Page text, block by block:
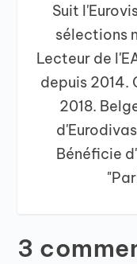
Suit
sélections
Lecteur de
depuis
2018.
Bénéficie
3